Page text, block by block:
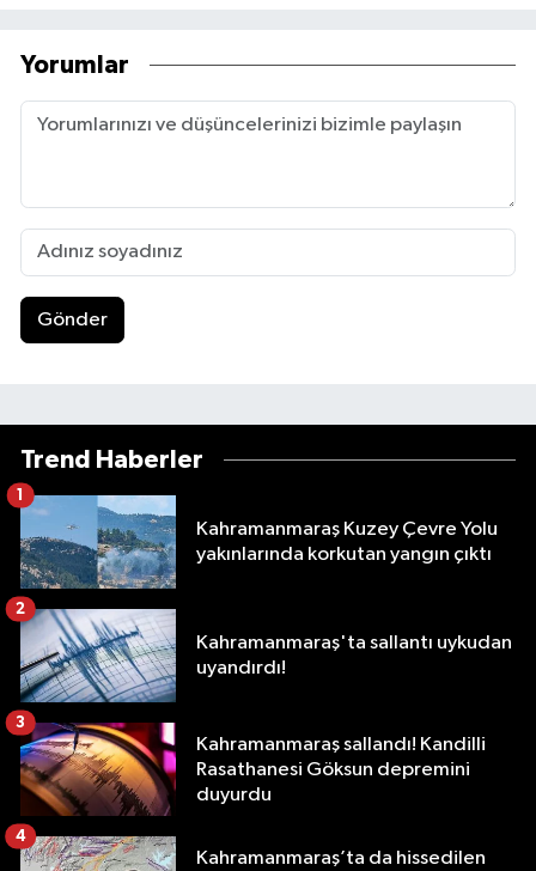
Yorumlar
Gönder
Trend Haberler
Kahramanmaraş Kuzey Çevre Yolu
yakınlarında korkutan yangın çıktı
1
Kahramanmaraş'ta sallantı uykudan
uyandırdı!
2
Kahramanmaraş sallandı! Kandilli
Rasathanesi Göksun depremini
duyurdu
3
Kahramanmaraş’ta da hissedilen
4